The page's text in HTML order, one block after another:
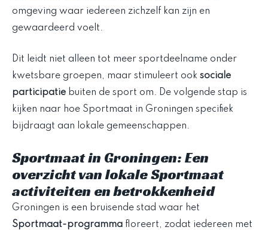
omgeving waar iedereen zichzelf kan zijn en
gewaardeerd voelt.
Dit leidt niet alleen tot meer sportdeelname onder
kwetsbare groepen, maar stimuleert ook sociale
participatie buiten de sport om. De volgende stap is
kijken naar hoe Sportmaat in Groningen specifiek
bijdraagt aan lokale gemeenschappen.
Sportmaat in Groningen: Een
overzicht van lokale Sportmaat
activiteiten en betrokkenheid
Groningen is een bruisende stad waar het
Sportmaat-programma floreert, zodat iedereen met